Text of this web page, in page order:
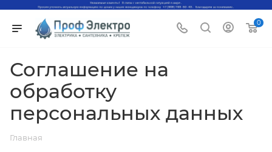
0
Соглашение на
обработку
персональных данных
Главная